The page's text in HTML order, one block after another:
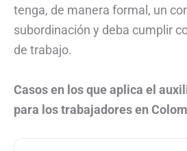
tenga, de manera formal, un
subordinación y deba cumplir
de trabajo.
Casos en los que aplica el
para los trabajadores en